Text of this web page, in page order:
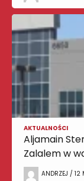
AKTUALNOŚCI
Aljamain
Zalalem w
ANDRZEJ / 12